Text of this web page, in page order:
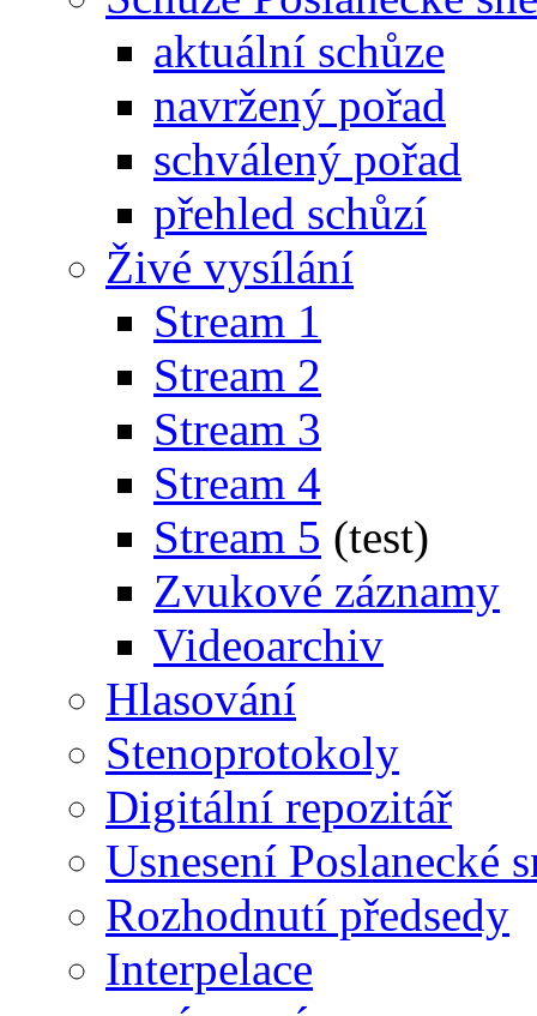
aktuální schůze
navržený pořad
schválený pořad
přehled schůzí
Živé vysílání
Stream 1
Stream 2
Stream 3
Stream 4
Stream 5 (test)
Zvukové záznamy
Videoarchiv
Hlasování
Stenoprotokoly
Digitální repozitář
Usnesení Poslanecké
Rozhodnutí předsedy
Interpelace